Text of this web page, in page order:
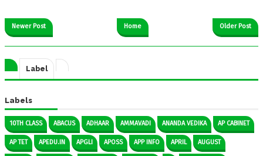
Newer Post Older Post
Home
Label
Labels
10TH CLASS ABACUS ADHAAR AMMAVADI ANANDA VEDIKA AP CABINET
AP TET APEDU.IN APGLI APOSS APP INFO APRIL AUGUST